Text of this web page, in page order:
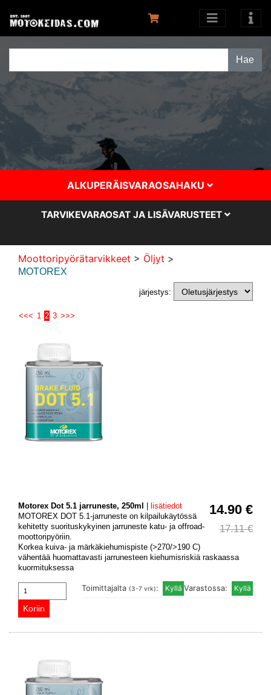
ALKUPERÄISVARAOSAHAKU
TARVIKEVARAOSAT JA LISÄVARUSTEET
Moottoripyörätarvikkeet > Öljyt >
MOTOREX
järjestys:
<<< 1 2 3 >>>
14.90 €
17.11 €
Motorex Dot 5.1 jarruneste, 250ml | lisätiedot
MOTOREX DOT 5.1-jarruneste on kilpailukäytössä
kehitetty suorituskykyinen jarruneste katu- ja offroad-
moottoripyöriin.
Korkea kuiva- ja märkäkiehumispiste (>270/>190 C)
vähentää huomattavasti jarrunesteen kiehumisriskiä raskaassa
kuormituksessa
Varastossa:
Toimittajalta (3-7 vrk):